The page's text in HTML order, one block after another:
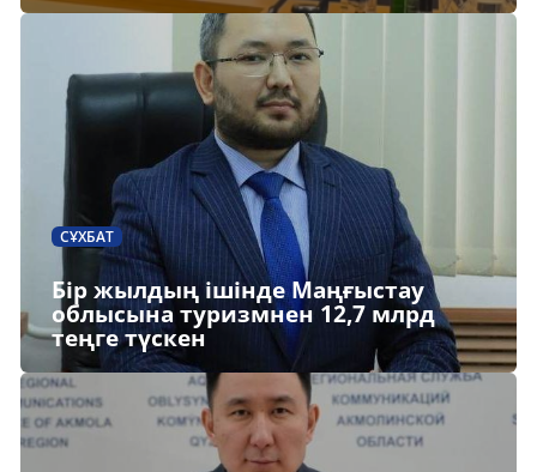
СҰХБАТ
Бір жылдың ішінде Маңғыстау
облысына туризмнен 12,7 млрд
теңге түскен